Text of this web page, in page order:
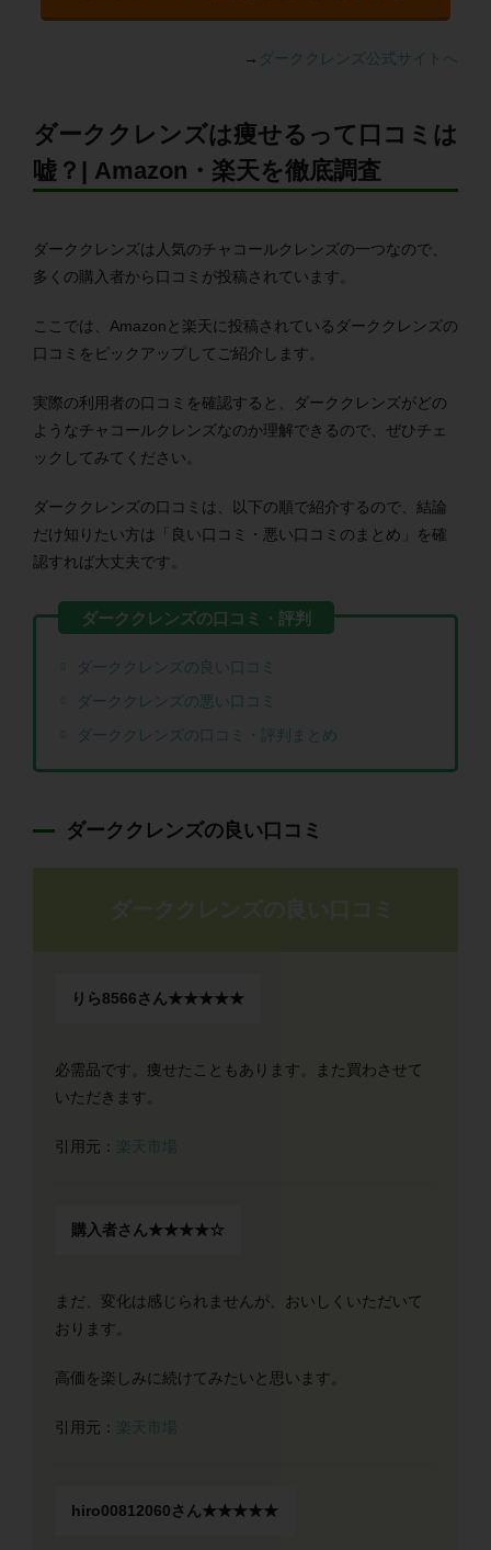
→ ダーククレンズ公式サイトへ
ダーククレンズは痩せるって口コミは
嘘？| Amazon・楽天を徹底調査
ダーククレンズは人気のチャコールクレンズの一つなので、
多くの購入者から口コミが投稿されています。
ここでは、Amazonと楽天に投稿されているダーククレンズの
口コミをピックアップしてご紹介します。
実際の利用者の口コミを確認すると、ダーククレンズがどの
ようなチャコールクレンズなのか理解できるので、ぜひチェ
ックしてみてください。
ダーククレンズの口コミは、以下の順で紹介するので、結論
だけ知りたい方は「良い口コミ・悪い口コミのまとめ」を確
認すれば大丈夫です。
ダーククレンズの良い口コミ
ダーククレンズの悪い口コミ
ダーククレンズの口コミ・評判まとめ
ダーククレンズの良い口コミ
りら8566さん★★★★★
必需品です。痩せたこともあります。また買わさせて
いただきます。
引用元： 楽天市場
購入者さん★★★★☆
まだ、変化は感じられませんが、おいしくいただいて
おります。
高価を楽しみに続けてみたいと思います。
引用元： 楽天市場
hiro00812060さん★★★★★